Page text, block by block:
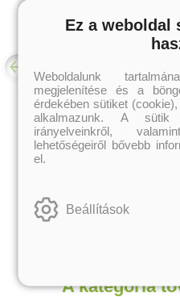
Boszorkányok -
képregény
Lindsay Squire
kosárba
A kategória
Ez a weboldal
Weboldalunk
megjelenítése és a
érdekében sütiket
alkalmazunk. A sütik
irányelveinkről,
lehetőségeiről bővebb
el.
Beállítások